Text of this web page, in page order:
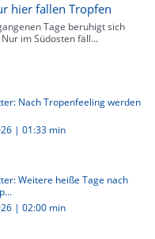
hier fallen Tropfen
Tage beruhigt sich
im Südosten fäll...
Nach Tropenfeeling werden
| 01:33 min
Weitere heiße Tage nach
| 02:00 min